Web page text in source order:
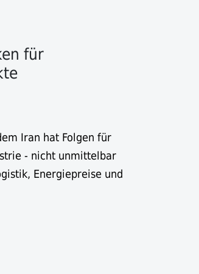
für
Iran hat Folgen für
- nicht unmittelbar
Energiepreise und